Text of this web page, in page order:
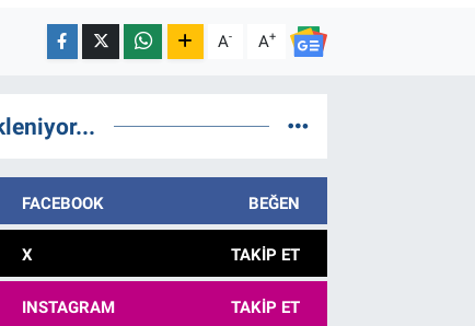
A- A+
FACEBOOK BEĞEN
X TAKIP ET
INSTAGRAM TAKIP ET